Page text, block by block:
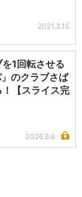
2021.3.15
1回転させる
のクラブさば
【スライス完
2026.8.6